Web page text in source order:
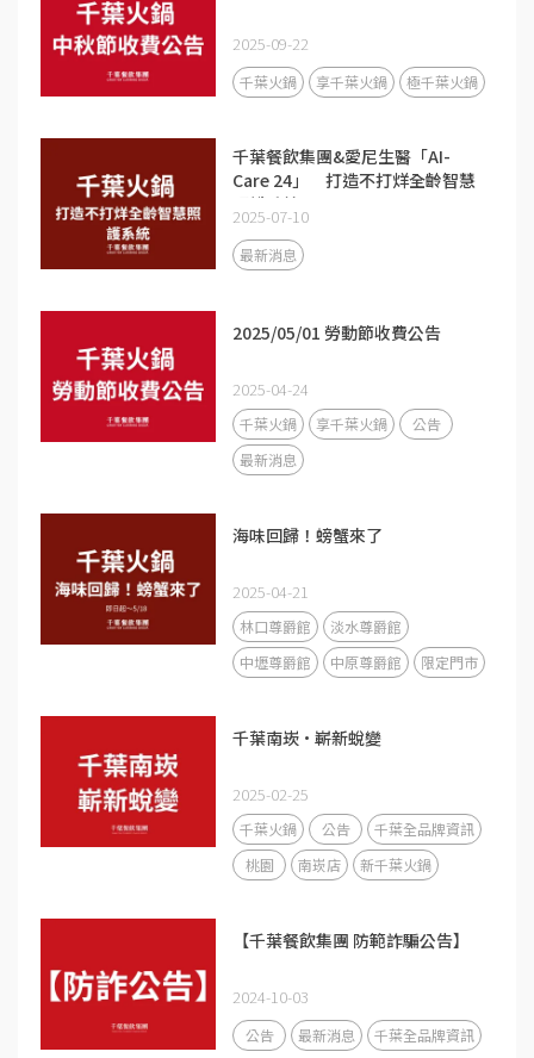
2025-09-22
千葉火鍋 享千葉火鍋 極千葉火鍋
千葉餐飲集團&愛尼生醫「AI-
Care 24」 打造不打烊全齡智慧
照護系統
2025-07-10
最新消息
2025/05/01 勞動節收費公告
2025-04-24
千葉火鍋 享千葉火鍋
公告
最新消息
海味回歸！螃蟹來了
2025-04-21
林口尊爵館
淡水尊爵館
中壢尊爵館
中原尊爵館 限定門市
千葉南崁·嶄新蛻變
2025-02-25
千葉火鍋 公告
千葉全品牌資訊
桃園
南崁店 新千葉火鍋
【千葉餐飲集團 防範詐騙公告】
2024-10-03
公告 最新消息 千葉全品牌資訊